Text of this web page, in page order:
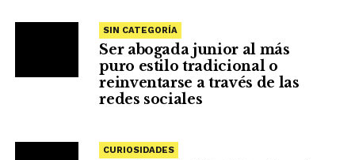
SIN CATEGORÍA
Ser abogada junior al más
puro estilo tradicional o
reinventarse a través de las
redes sociales
CURIOSIDADES